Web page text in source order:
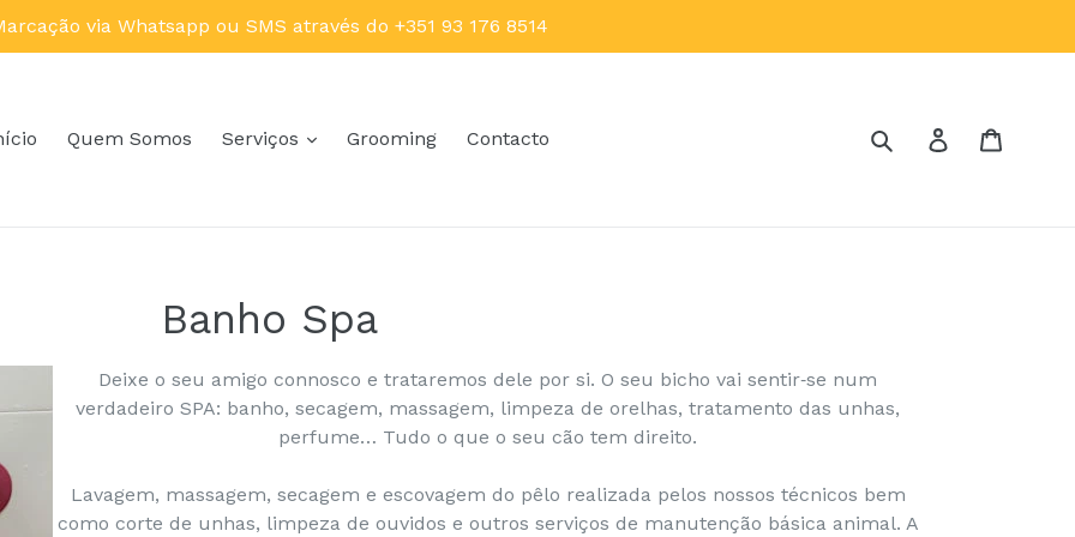
via Whatsapp ou SMS através do +351 93 176 8514
Quem Somos Serviços Grooming Contacto PesquisarIniciar
Banho Spa
Deixe o seu amigo connosco e trataremos dele por si. O seu bicho vai sentir‐se num
verdadeiro SPA: banho, secagem, massagem, limpeza de orelhas, tratamento das unhas,
perfume… Tudo o que o seu cão tem direito.
Lavagem, massagem, secagem e escovagem do pêlo realizada pelos nossos técnicos bem
como corte de unhas, limpeza de ouvidos e outros serviços de manutenção básica animal. A